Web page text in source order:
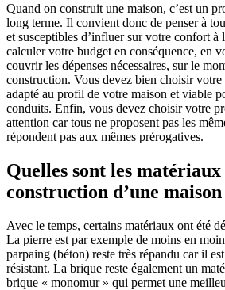
Quand on construit une maison, c’est un
long terme. Il convient donc de penser à
et susceptibles d’influer sur votre confort à
calculer votre budget en conséquence, en
couvrir les dépenses nécessaires, sur le
construction. Vous devez bien choisir
adapté au profil de votre maison et viable
conduits. Enfin, vous devez choisir votre
attention car tous ne proposent pas les
répondent pas aux mêmes prérogatives.
Quelles sont les
construction d’une maison
Avec le temps, certains matériaux ont été
La pierre est par exemple de moins en
parpaing (béton) reste très répandu car il
résistant. La brique reste également un
brique « monomur » qui permet une